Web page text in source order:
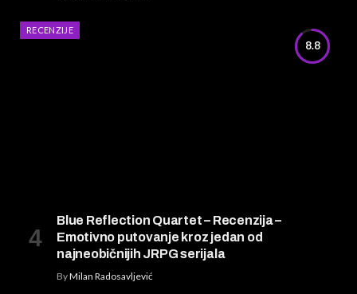
8.8
RECENZIJE
Blue Reflection Quartet – Recenzija –
Emotivno putovanje kroz jedan od
najneobičnijih JRPG serijala
ByMilan Radosavljević